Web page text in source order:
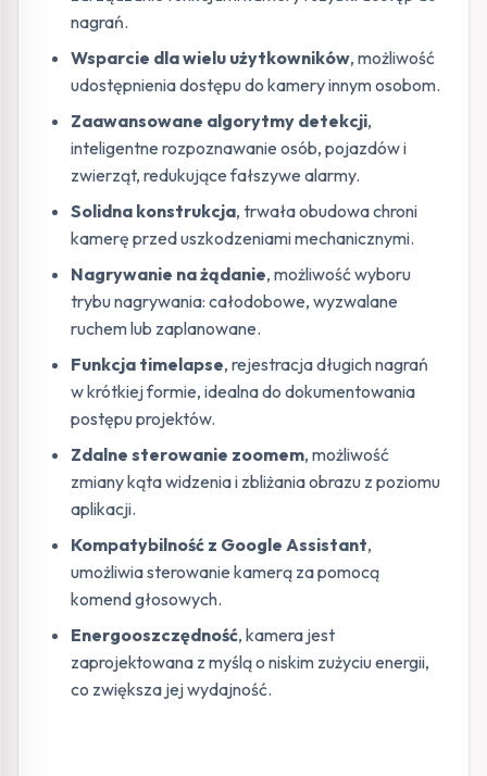
nagrań.
Wsparcie dla wielu użytkowników, możliwość
udostępnienia dostępu do kamery innym osobom.
Zaawansowane algorytmy detekcji,
inteligentne rozpoznawanie osób, pojazdów i
zwierząt, redukujące fałszywe alarmy.
Solidna konstrukcja, trwała obudowa chroni
kamerę przed uszkodzeniami mechanicznymi.
Nagrywanie na żądanie, możliwość wyboru
trybu nagrywania: całodobowe, wyzwalane
ruchem lub zaplanowane.
Funkcja timelapse, rejestracja długich nagrań
w krótkiej formie, idealna do dokumentowania
postępu projektów.
Zdalne sterowanie zoomem, możliwość
zmiany kąta widzenia i zbliżania obrazu z poziomu
aplikacji.
Kompatybilność z Google Assistant,
umożliwia sterowanie kamerą za pomocą
komend głosowych.
Energooszczędność, kamera jest
zaprojektowana z myślą o niskim zużyciu energii,
co zwiększa jej wydajność.